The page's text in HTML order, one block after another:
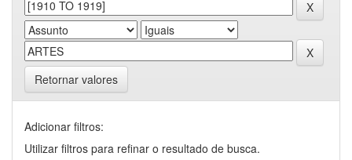
Retornar valores
Adicionar filtros:
Utilizar filtros para refinar o resultado de busca.